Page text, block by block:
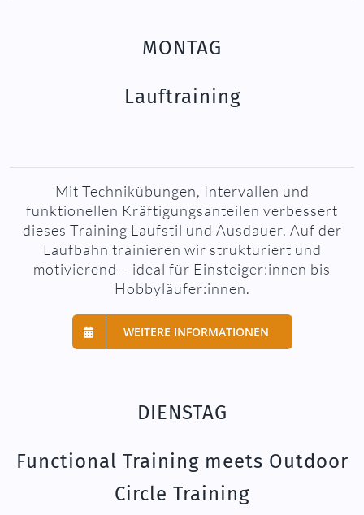
MONTAG
Lauftraining
Mit Technikübungen, Intervallen und
funktionellen Kräftigungsanteilen verbessert
dieses Training Laufstil und Ausdauer. Auf der
Laufbahn trainieren wir strukturiert und
motivierend – ideal für Einsteiger:innen bis
Hobbyläufer:innen.
WEITERE INFORMATIONEN
DIENSTAG
Functional Training meets Outdoor
Circle Training